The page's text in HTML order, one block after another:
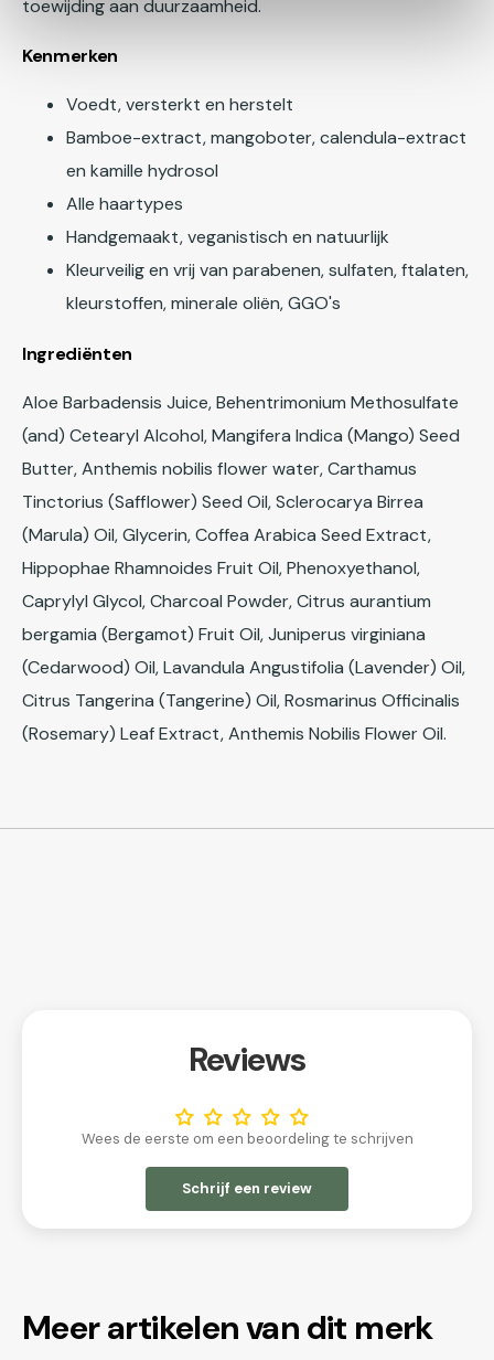
toewijding aan duurzaamheid.
Kenmerken
Voedt, versterkt en herstelt
Bamboe-extract, mangoboter, calendula-extract
en kamille hydrosol
Alle haartypes
Handgemaakt, veganistisch en natuurlijk
Kleurveilig en vrij van parabenen, sulfaten, ftalaten,
kleurstoffen, minerale oliën, GGO's
Ingrediënten
Aloe Barbadensis Juice, Behentrimonium Methosulfate
(and) Cetearyl Alcohol, Mangifera Indica (Mango) Seed
Butter, Anthemis nobilis flower water, Carthamus
Tinctorius (Safflower) Seed Oil, Sclerocarya Birrea
(Marula) Oil, Glycerin, Coffea Arabica Seed Extract,
Hippophae Rhamnoides Fruit Oil, Phenoxyethanol,
Caprylyl Glycol, Charcoal Powder, Citrus aurantium
bergamia (Bergamot) Fruit Oil, Juniperus virginiana
(Cedarwood) Oil, Lavandula Angustifolia (Lavender) Oil,
Citrus Tangerina (Tangerine) Oil, Rosmarinus Officinalis
(Rosemary) Leaf Extract, Anthemis Nobilis Flower Oil.
Reviews
Wees de eerste om een beoordeling te schrijven
Schrijf een review
Meer artikelen van dit merk